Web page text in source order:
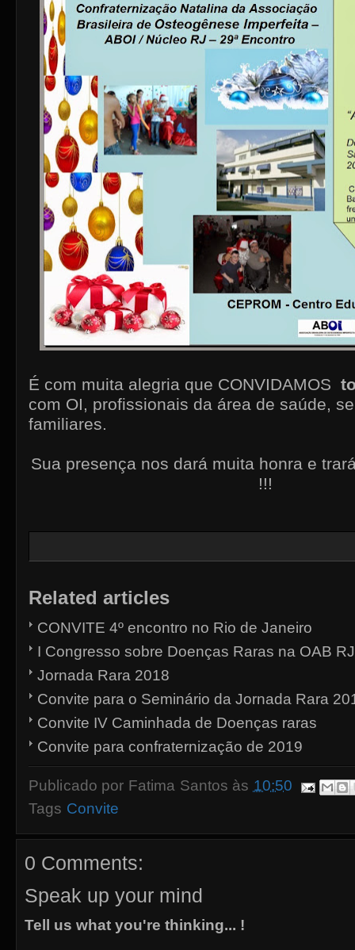
É com muita alegria que CONVIDAMOS
com OI, profissionais da área de saúde,
familiares.
Sua presença nos dará muita honra e
!!!
Related articles
CONVITE 4º encontro no Rio de Janeiro
I Congresso sobre Doenças Raras na OAB RJ
Jornada Rara 2018
Convite para o Seminário da Jornada Rara
Convite IV Caminhada de Doenças raras
Convite para confraternização de 2019
Publicado por Fatima Santos às 10:50
Tags Convite
0 Comments:
Speak up your mind
Tell us what you're thinking... !